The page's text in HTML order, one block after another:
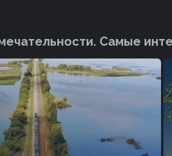
Cамые